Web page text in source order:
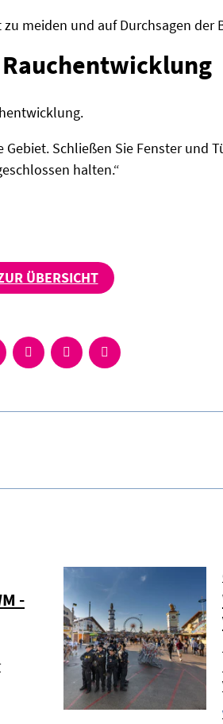
meiden und auf Durchsagen der
Schließen Sie Fenster und
halten.“
ÜBERSICHT
-